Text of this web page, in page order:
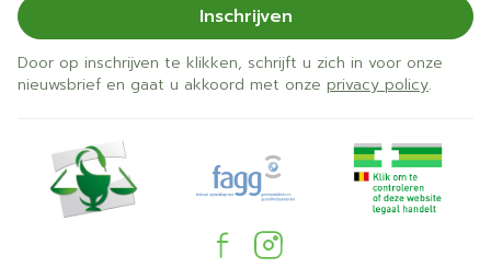
Inschrijven
Door op inschrijven te klikken, schrijft u zich in voor onze
nieuwsbrief en gaat u akkoord met onze privacy policy.